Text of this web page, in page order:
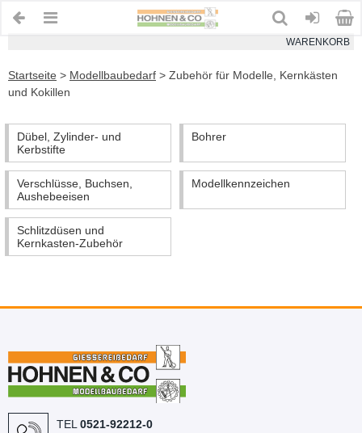
WARENKORB
Startseite > Modellbaubedarf > Zubehör für Modelle, Kernkästen
und Kokillen
Dübel, Zylinder- und
Kerbstifte
Bohrer
Verschlüsse, Buchsen,
Aushebeeisen
Modellkennzeichen
Schlitzdüsen und
Kernkasten-Zubehör
TEL 0521-92212-0